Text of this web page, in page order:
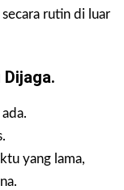
rutin di luar
Dijaga.
ada.
yang lama,